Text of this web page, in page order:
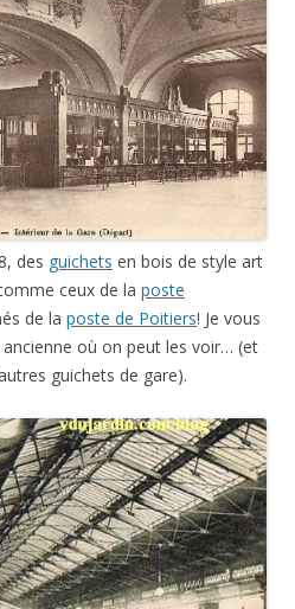
des guichets en bois de style art
ceux de la poste
de la poste de Poitiers! Je vous
où on peut les voir… (et
guichets de gare).